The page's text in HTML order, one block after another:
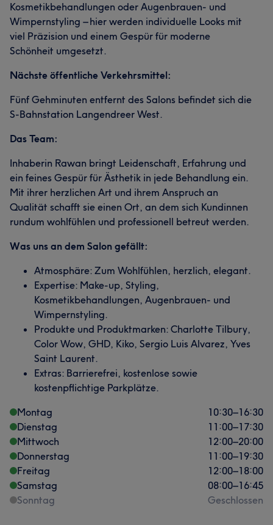
Kosmetikbehandlungen oder Augenbrauen- und
Wimpernstyling – hier werden individuelle Looks mit
viel Präzision und einem Gespür für moderne
Schönheit umgesetzt.
Nächste öffentliche Verkehrsmittel:
Fünf Gehminuten entfernt des Salons befindet sich die
S-Bahnstation Langendreer West.
Das Team:
Inhaberin Rawan bringt Leidenschaft, Erfahrung und
ein feines Gespür für Ästhetik in jede Behandlung ein.
Mit ihrer herzlichen Art und ihrem Anspruch an
Qualität schafft sie einen Ort, an dem sich Kundinnen
rundum wohlfühlen und professionell betreut werden.
Was uns an dem Salon gefällt:
Atmosphäre: Zum Wohlfühlen, herzlich, elegant.
Expertise: Make-up, Styling,
Kosmetikbehandlungen, Augenbrauen- und
Wimpernstyling.
Produkte und Produktmarken: Charlotte Tilbury,
Color Wow, GHD, Kiko, Sergio Luis Alvarez, Yves
Saint Laurent.
Extras: Barrierefrei, kostenlose sowie
kostenpflichtige Parkplätze.
Montag
10:30–16:30
Dienstag
11:00–17:30
Mittwoch
12:00–20:00
Donnerstag
11:00–19:30
Freitag
12:00–18:00
Samstag
08:00–16:45
Sonntag
Geschlossen